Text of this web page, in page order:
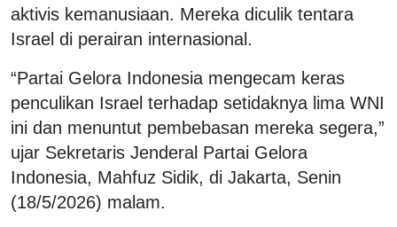
aktivis kemanusiaan. Mereka diculik tentara
Israel di perairan internasional.
“Partai Gelora Indonesia mengecam keras
penculikan Israel terhadap setidaknya lima WNI
ini dan menuntut pembebasan mereka segera,”
ujar Sekretaris Jenderal Partai Gelora
Indonesia, Mahfuz Sidik, di Jakarta, Senin
(18/5/2026) malam.